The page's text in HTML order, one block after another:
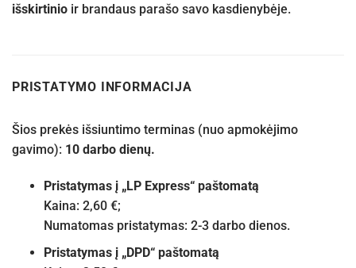
išskirtinio ir brandaus parašo savo kasdienybėje.
PRISTATYMO INFORMACIJA
Šios prekės išsiuntimo terminas (nuo apmokėjimo
gavimo): 10 darbo dienų.
Pristatymas į „LP Express“ paštomatą
Kaina: 2,60 €;
Numatomas pristatymas: 2-3 darbo dienos.
Pristatymas į „DPD“ paštomatą